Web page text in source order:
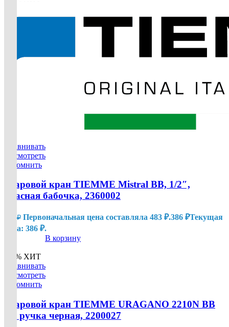
Сравнивать
Посмотреть
Запомнить
Шаровой кран TIEMME Mistral ВВ, 1/2″,
красная бабочка, 2360002
₽ Первоначальная цена составляла 483 ₽.386 ₽Текущая
цена: 386 ₽.
В корзину
-20% ХИТ
Сравнивать
Посмотреть
Запомнить
Шаровой кран TIEMME URAGANO 2210N ВВ
1/2 ручка черная, 2200027